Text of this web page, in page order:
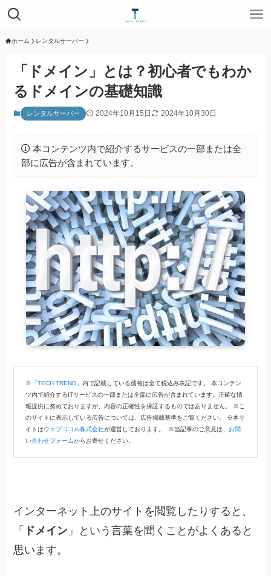
ホーム レンタルサーバー
「ドメイン」とは？初心者でもわか
るドメインの基礎知識
レンタルサーバー 2024年10月15日 2024年10月30日
本コンテンツ内で紹介するサービスの一部または全
部に広告が含まれています。
※ 「TECH TREND」 内で記載している価格は全て税込み表記です。 本コンテン
ツ内で紹介するITサービスの一部または全部に広告が含まれています。正確な情
報提供に努めておりますが、内容の正確性を保証するものではありません。 ※こ
のサイトに表示している広告については、広告掲載基準をご覧ください。 ※本サ
イトはウェブココル株式会社が運営しております。 ※当記事のご意見は、
お問
い合わせフォームからお寄せください。
インターネット上のサイトを閲覧したりすると、
「 ドメイン 」という言葉を聞くことがよくあると
思います。